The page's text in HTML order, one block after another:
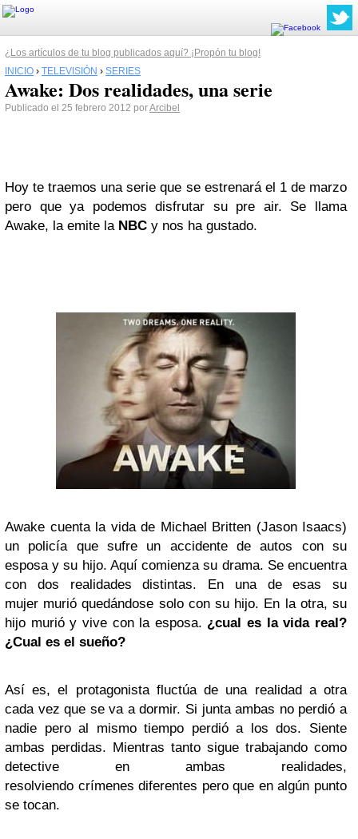
¿Los artículos de tu blog publicados aquí? ¡Propón tu blog!
INICIO › TELEVISIÓN › SERIES
Awake: Dos realidades, una serie
Publicado el 25 febrero 2012 porArcibel
Hoy te traemos una serie que se estrenará el 1 de marzo
pero que ya podemos disfrutar su pre air. Se llama
Awake, la emite la NBC y nos ha gustado.
Awake cuenta la vida de Michael Britten (Jason Isaacs)
un policía que sufre un accidente de autos con su
esposa y su hijo. Aquí comienza su drama. Se encuentra
con dos realidades distintas. En una de esas su
mujer murió quedándose solo con su hijo. En la otra, su
hijo murió y vive con la esposa. ¿cual es la vida real?
¿Cual es el sueño?
Así es, el protagonista fluctúa de una realidad a otra
cada vez que se va a dormir. Si junta ambas no perdió a
nadie pero al mismo tiempo perdió a los dos. Siente
ambas perdidas. Mientras tanto sigue trabajando como
detective en ambas realidades,
resolviendo crímenes diferentes pero que en algún punto
se tocan.